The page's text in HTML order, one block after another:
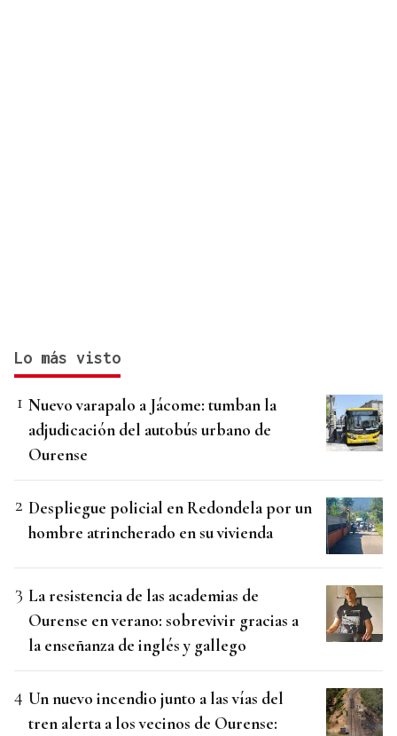
Lo más visto
Nuevo varapalo a Jácome: tumban la
adjudicación del autobús urbano de
Ourense
Despliegue policial en Redondela por un
hombre atrincherado en su vivienda
La resistencia de las academias de
Ourense en verano: sobrevivir gracias a
la enseñanza de inglés y gallego
Un nuevo incendio junto a las vías del
tren alerta a los vecinos de Ourense: